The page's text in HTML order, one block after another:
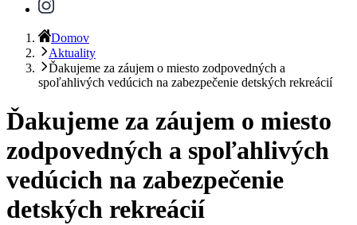
Domov
Aktuality
Ďakujeme za záujem o miesto zodpovedných a
spoľahlivých vedúcich na zabezpečenie detských rekreácií
Ďakujeme za záujem o miesto
zodpovedných a spoľahlivých
vedúcich na zabezpečenie
detských rekreácií